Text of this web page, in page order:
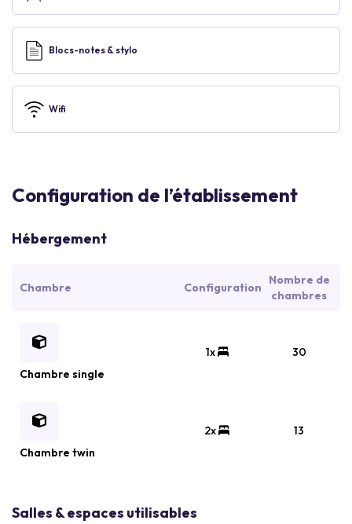
Blocs-notes & stylo
Wifi
Configuration de l’établissement
Hébergement
Chambre Configuration
Nombre de
chambres
Chambre single
1x 30
Chambre twin
2x 13
Salles & espaces utilisables